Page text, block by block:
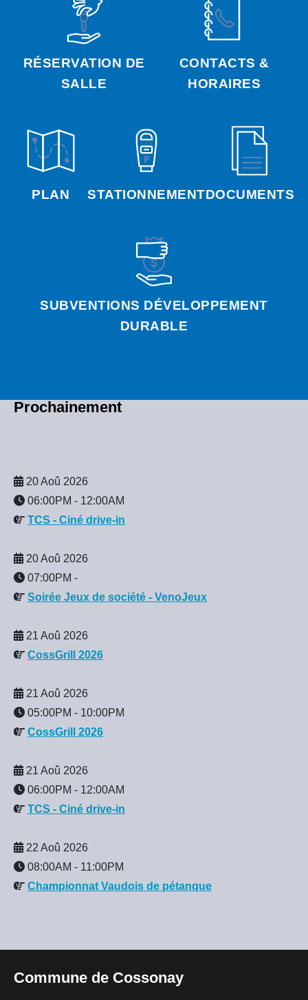
RÉSERVATION DE
SALLE
CONTACTS &
HORAIRES
PLAN STATIONNEMENTDOCUMENTS
SUBVENTIONS DÉVELOPPEMENT
DURABLE
Prochainement
20 Aoû 2026
06:00PM - 12:00AM
TCS - Ciné drive-in
20 Aoû 2026
07:00PM -
Soirée Jeux de société - VenoJeux
21 Aoû 2026
CossGrill 2026
21 Aoû 2026
05:00PM - 10:00PM
CossGrill 2026
21 Aoû 2026
06:00PM - 12:00AM
TCS - Ciné drive-in
22 Aoû 2026
08:00AM - 11:00PM
Championnat Vaudois de pétanque
Commune de Cossonay